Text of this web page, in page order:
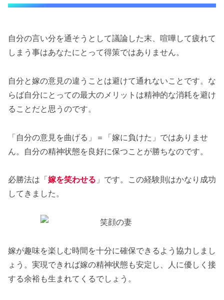
自分の言い分を通そうとして議論した末、喧嘩して疲れて
しまう事はあなたにとって得策ではありません。
自分と嫁の意見の違うことは避けて通れないことです。な
らば自分にとっての最大のメリットは精神的な消耗を避け
ることだと思うのです。
「自分の意見を曲げる」＝「嫁に負けた」ではありませ
ん。自分の精神状態を良好に保つことが勝ちなのです。
必勝法は「嫁を笑わせる 」です。この経験則はかなり成功
してきました。
嫁が趣味を楽しむ時間を十分に確保できるよう協力しまし
ょう。実現できれば嫁の精神状態も安定し、人に優しく接
する余裕も生まれてくるでしょう。